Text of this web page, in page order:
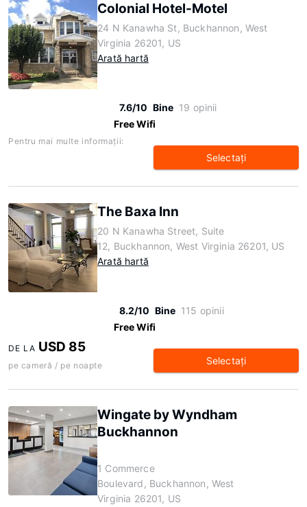
Colonial Hotel-Motel
24 N Kanawha St, Buckhannon, West
Virginia 26201, US
Arată hartă
7.6/10 Bine 19 opinii
Free Wifi
Pentru mai multe informaţii:
Selectaţi
The Baxa Inn
20 N Kanawha Street, Suite
12, Buckhannon, West Virginia 26201, US
Arată hartă
8.2/10 Bine 115 opinii
Free Wifi
DE LA USD 85
pe cameră / pe noapte Selectaţi
Wingate by Wyndham
Buckhannon
1 Commerce
Boulevard, Buckhannon, West
Virginia 26201, US